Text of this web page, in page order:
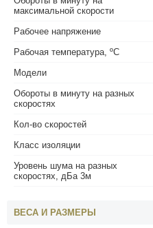
максимальной скорости
Рабочее напряжение
Рабочая температура, ºС
Модели
Обороты в минуту на разных
скоростях
Кол-во скоростей
Класс изоляции
Уровень шума на разных
скоростях, дБа 3м
ВЕСА И РАЗМЕРЫ